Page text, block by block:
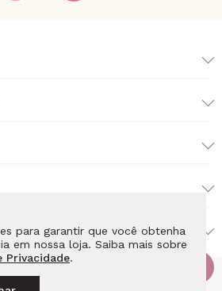
para garantir que você obtenha
em nossa loja. Saiba mais sobre
Privacidade.
direitos reservados. Proibida reprodução
estoque sujeitos a alteração sem aviso